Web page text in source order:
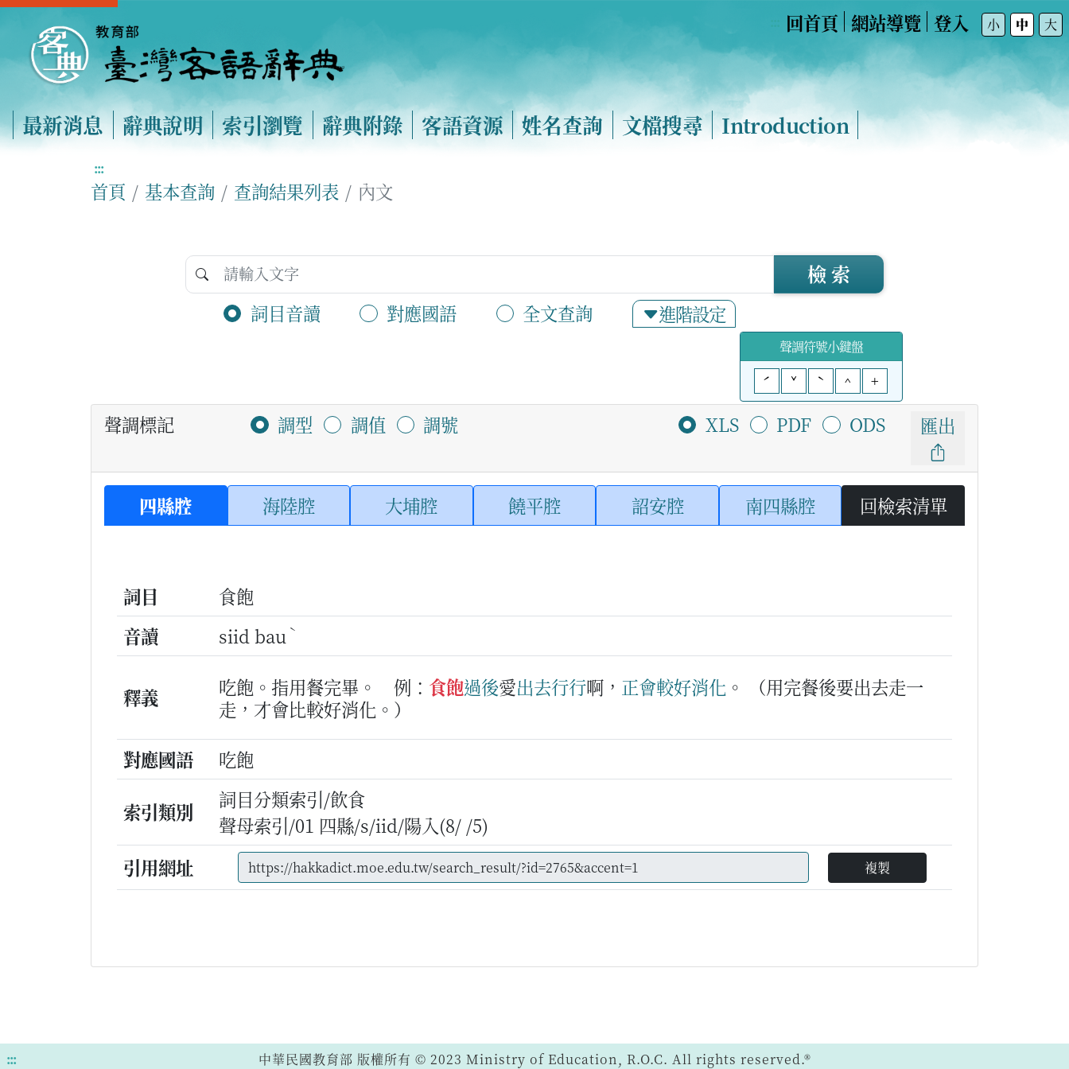
回首頁 網站導覽 登入 小 中 大
最新消息 辭典說明 索引瀏覽 辭典附錄 客語資源 姓名查詢 文檔搜尋 Introduction
:::
首頁 基本查詢 查詢結果列表 內文
詞目音讀 對應國語 全文查詢 進階設定
檢 索
聲調符號小鍵盤
ˊ
ˇ ˋ ^ +
聲調標記 調型 調值 調號 XLS PDF ODS 匯出
四縣腔 海陸腔 大埔腔 饒平腔 詔安腔 南四縣腔 回檢索清單
詞目
食飽
音讀
siid bau ˋ
釋義 吃飽。指用餐完畢。 例： 食飽過後愛出去行行啊， 正會較好消化 。
（用完餐後要出去走一
走，才會比較好消化。）
對應國語
吃飽
索引類別
詞目分類索引/飲食
聲母索引/01 四縣/s/iid/陽入(8/ /5)
引用網址
複製
::: 中華民國教育部 版權所有 © 2023 Ministry of Education, R.O.C. All rights reserved.®